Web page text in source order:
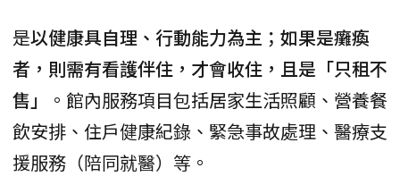
是以健康具自理、行動能力為主；如果是癱瘓
者，則需有看護伴住，才會收住，且是「只租不
售」
。館內服務項目包括居家生活照顧、營養餐
飲安排、住戶健康紀錄、緊急事故處理、醫療支
援服務（陪同就醫）等。